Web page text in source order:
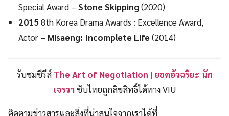
Special Award –Stone Skipping(2020)
20158th Korea Drama Awards : Excellence Award,
Actor – Misaeng: Incomplete Life(2014)
รับชมซีรีส์ The Art of Negotiation | ยอดอัจฉริยะ นัก
เจรจาซับไทยถูกลิขสิทธิ์ได้ทาง VIU
ติดตามข่าวสารและสิ่งที่น่าสนใจจากเราได้ที่